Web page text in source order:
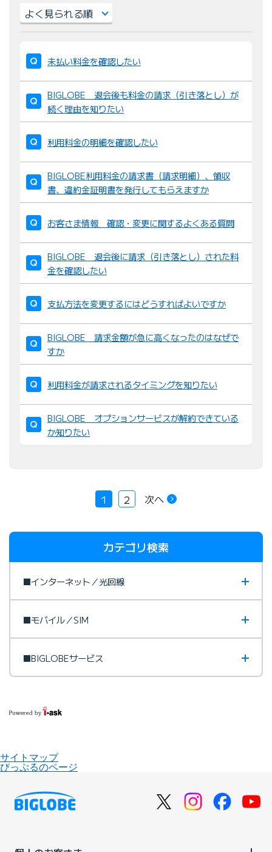
び
替
え
：
未払い料金を確認したい
BIGLOBE 退会後も料金の請求（引き落とし）が
続く理由を知りたい
利用料金の明細を確認したい
BIGLOBE利用料金の請求書（請求明細）、領収
書、違約金証明書を発行してもらえますか
お客さま情報 確認・変更に関するよくある質問
BIGLOBE 退会後に請求（引き落とし）された料
金を確認したい
支払方法を変更するにはどうすればよいですか
BIGLOBE 請求金額が急に高くなったのはなぜで
すか
利用料金が請求されるタイミングを知りたい
BIGLOBE オプションサービスが解約できている
か知りたい
1 2 次へ
カテゴリ検索
■インターネット／光回線
■モバイル／SIM
■BIGLOBEサービス
サイトマップ
びっぷるのページ